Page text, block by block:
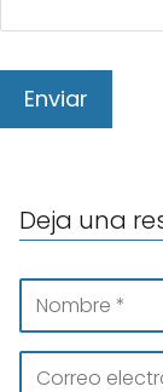
Deja una